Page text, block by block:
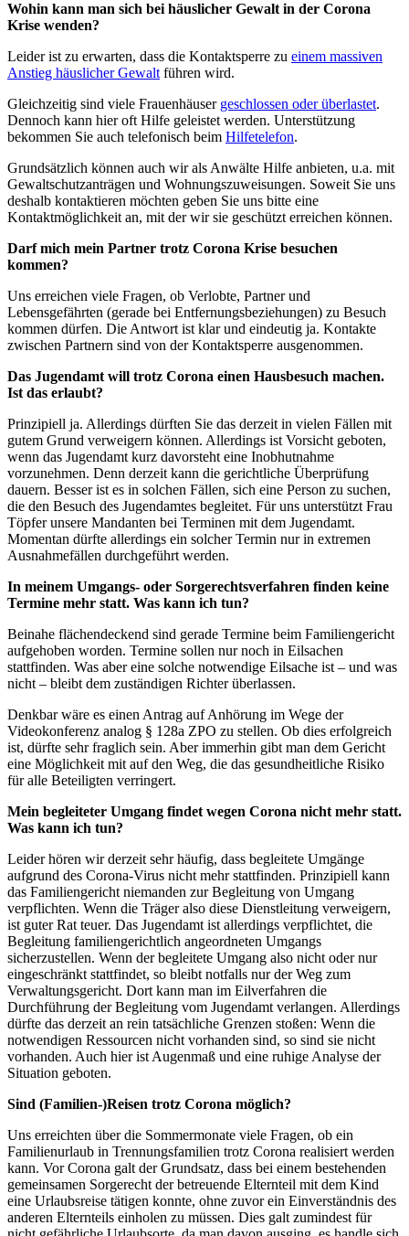
Wohin kann man sich bei häuslicher Gewalt in der Corona
Krise wenden?
Leider ist zu erwarten, dass die Kontaktsperre zu einem massiven
Anstieg häuslicher Gewalt führen wird.
Gleichzeitig sind viele Frauenhäuser geschlossen oder überlastet.
Dennoch kann hier oft Hilfe geleistet werden. Unterstützung
bekommen Sie auch telefonisch beim Hilfetelefon.
Grundsätzlich können auch wir als Anwälte Hilfe anbieten, u.a. mit
Gewaltschutzanträgen und Wohnungszuweisungen. Soweit Sie uns
deshalb kontaktieren möchten geben Sie uns bitte eine
Kontaktmöglichkeit an, mit der wir sie geschützt erreichen können.
Darf mich mein Partner trotz Corona Krise besuchen
kommen?
Uns erreichen viele Fragen, ob Verlobte, Partner und
Lebensgefährten (gerade bei Entfernungsbeziehungen) zu Besuch
kommen dürfen. Die Antwort ist klar und eindeutig ja. Kontakte
zwischen Partnern sind von der Kontaktsperre ausgenommen.
Das Jugendamt will trotz Corona einen Hausbesuch machen.
Ist das erlaubt?
Prinzipiell ja. Allerdings dürften Sie das derzeit in vielen Fällen mit
gutem Grund verweigern können. Allerdings ist Vorsicht geboten,
wenn das Jugendamt kurz davorsteht eine Inobhutnahme
vorzunehmen. Denn derzeit kann die gerichtliche Überprüfung
dauern. Besser ist es in solchen Fällen, sich eine Person zu suchen,
die den Besuch des Jugendamtes begleitet. Für uns unterstützt Frau
Töpfer unsere Mandanten bei Terminen mit dem Jugendamt.
Momentan dürfte allerdings ein solcher Termin nur in extremen
Ausnahmefällen durchgeführt werden.
In meinem Umgangs- oder Sorgerechtsverfahren finden keine
Termine mehr statt. Was kann ich tun?
Beinahe flächendeckend sind gerade Termine beim Familiengericht
aufgehoben worden. Termine sollen nur noch in Eilsachen
stattfinden. Was aber eine solche notwendige Eilsache ist – und was
nicht – bleibt dem zuständigen Richter überlassen.
Denkbar wäre es einen Antrag auf Anhörung im Wege der
Videokonferenz analog § 128a ZPO zu stellen. Ob dies erfolgreich
ist, dürfte sehr fraglich sein. Aber immerhin gibt man dem Gericht
eine Möglichkeit mit auf den Weg, die das gesundheitliche Risiko
für alle Beteiligten verringert.
Mein begleiteter Umgang findet wegen Corona nicht mehr statt.
Was kann ich tun?
Leider hören wir derzeit sehr häufig, dass begleitete Umgänge
aufgrund des Corona-Virus nicht mehr stattfinden. Prinzipiell kann
das Familiengericht niemanden zur Begleitung von Umgang
verpflichten. Wenn die Träger also diese Dienstleitung verweigern,
ist guter Rat teuer. Das Jugendamt ist allerdings verpflichtet, die
Begleitung familiengerichtlich angeordneten Umgangs
sicherzustellen. Wenn der begleitete Umgang also nicht oder nur
eingeschränkt stattfindet, so bleibt notfalls nur der Weg zum
Verwaltungsgericht. Dort kann man im Eilverfahren die
Durchführung der Begleitung vom Jugendamt verlangen. Allerdings
dürfte das derzeit an rein tatsächliche Grenzen stoßen: Wenn die
notwendigen Ressourcen nicht vorhanden sind, so sind sie nicht
vorhanden. Auch hier ist Augenmaß und eine ruhige Analyse der
Situation geboten.
Sind (Familien-)Reisen trotz Corona möglich?
Uns erreichten über die Sommermonate viele Fragen, ob ein
Familienurlaub in Trennungsfamilien trotz Corona realisiert werden
kann. Vor Corona galt der Grundsatz, dass bei einem bestehenden
gemeinsamen Sorgerecht der betreuende Elternteil mit dem Kind
eine Urlaubsreise tätigen konnte, ohne zuvor ein Einverständnis des
anderen Elternteils einholen zu müssen. Dies galt zumindest für